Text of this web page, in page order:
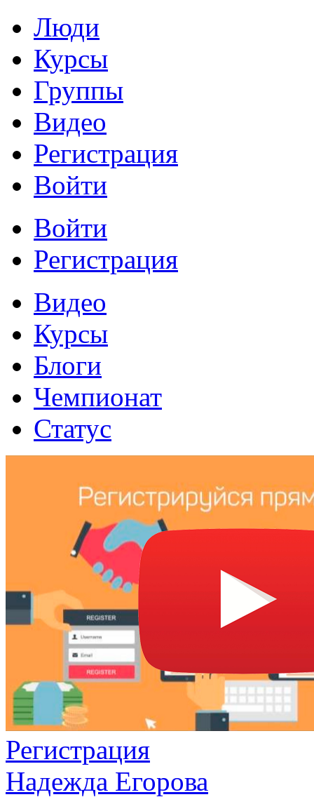
Люди
Курсы
Группы
Видео
Регистрация
Войти
Войти
Регистрация
Видео
Курсы
Блоги
Чемпионат
Статус
Регистрация
Надежда Егорова